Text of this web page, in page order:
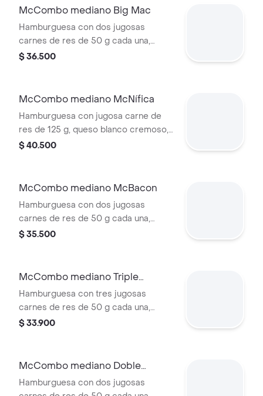
Acompañada de papas fritas
medianas y bebida mediana a
elección.
McCombo mediano Big Mac
Hamburguesa con dos jugosas
carnes de res de 50 g cada una,
cebolla, lechuga fresca, pepinillos,
Mac™, en pan dorado con ajonjolí.
medianas y bebida mediana a
elección.
$ 36.500
McCombo mediano McNífica
Hamburguesa con jugosa carne de
res de 125 g, queso blanco cremoso,
cebolla, tomate fresco, lechuga, salsa
de papas fritas medianas y bebida
$ 40.500
McCombo mediano McBacon
Hamburguesa con dos jugosas
carnes de res de 50 g cada una,
tocineta ahumada, cebolla, queso
Acompañada de papas fritas
medianas y bebida mediana a
elección.
$ 35.500
McCombo mediano Triple
Hamburguesa con Queso
Hamburguesa con tres jugosas
carnes de res de 50 g cada una,
doble queso cheddar cremoso,
Acompañada de papas fritas
elección.
$ 33.900
McCombo mediano Doble
Hamburguesa con Queso
Hamburguesa con dos jugosas